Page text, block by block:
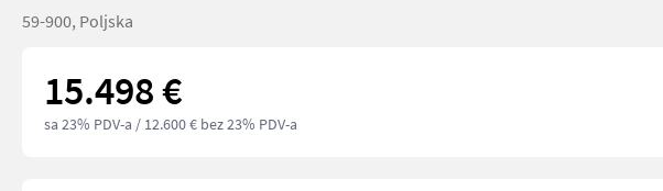
59-900, Poljska
15.498 €
sa 23% PDV-a / 12.600 € bez 23% PDV-a